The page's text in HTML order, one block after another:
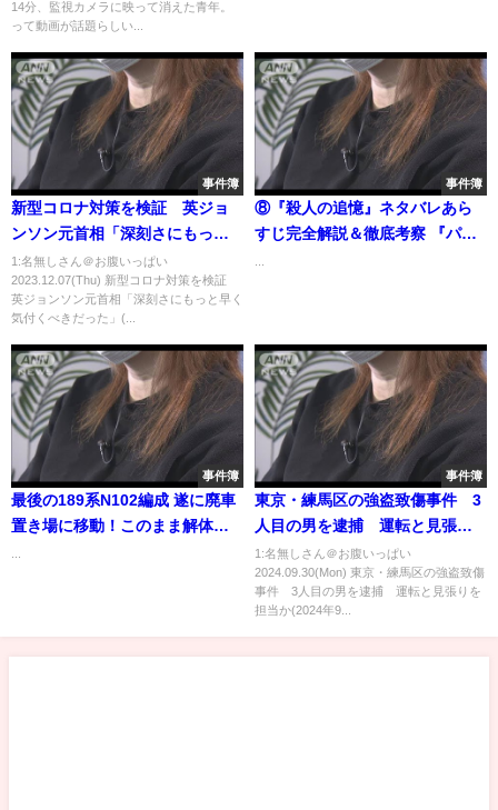
14分、監視カメラに映って消えた青年。
って動画が話題らしい...
事件簿
新型コロナ対策を検証 英ジョ
ンソン元首相「深刻さにもっと
早く気付くべきだった」(2023年
12月7日)
1:名無しさん＠お腹いっぱい
2023.12.07(Thu) 新型コロナ対策を検証
英ジョンソン元首相「深刻さにもっと早く
気付くべきだった」(...
事件簿
⑧『殺人の追憶』ネタバレあら
すじ完全解説＆徹底考察 『パラ
事件簿
最後の189系N102編成 遂に廃車
置き場に移動！このまま解体
事件簿
東京・練馬区の強盗致傷事件 3
人目の男を逮捕 運転と見張り
を担当か(2024年9月30日)
1:名無しさん＠お腹いっぱい
2024.09.30(Mon) 東京・練馬区の強盗致傷
事件 3人目の男を逮捕 運転と見張りを
担当か(2024年9...